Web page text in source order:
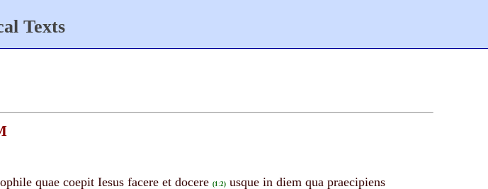
Texts
quae coepit Iesus facere et docere (1:2) usque in diem qua praecipiens